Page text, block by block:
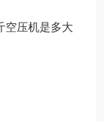
空压机是多大